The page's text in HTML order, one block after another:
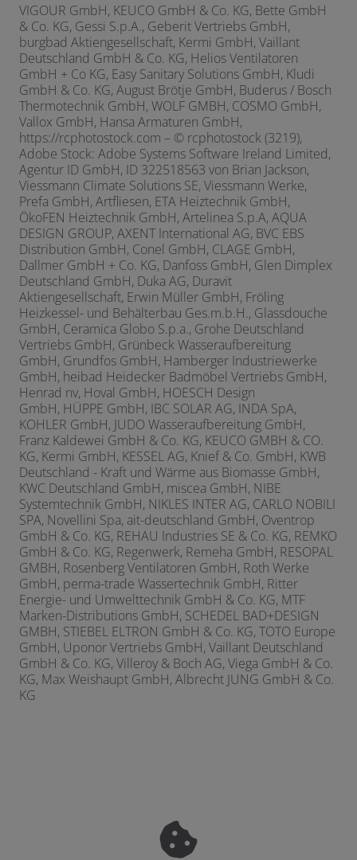
VIGOUR GmbH, KEUCO GmbH & Co. KG, Bette GmbH
& Co. KG, Gessi S.p.A., Geberit Vertriebs GmbH,
burgbad Aktiengesellschaft, Kermi GmbH, Vaillant
Deutschland GmbH & Co. KG, Helios Ventilatoren
GmbH + Co KG, Easy Sanitary Solutions GmbH, Kludi
GmbH & Co. KG, August Brötje GmbH, Buderus / Bosch
Thermotechnik GmbH, WOLF GMBH, COSMO GmbH,
Vallox GmbH, Hansa Armaturen GmbH,
https://rcphotostock.com – © rcphotostock (3219),
Adobe Stock: Adobe Systems Software Ireland Limited,
Agentur ID GmbH, ID 322518563 von Brian Jackson,
Viessmann Climate Solutions SE, Viessmann Werke,
Prefa GmbH, Artfliesen, ETA Heiztechnik GmbH,
ÖkoFEN Heiztechnik GmbH,Artelinea S.p.A,AQUA
DESIGN GROUP, AXENT International AG, BVC EBS
Distribution GmbH, Conel GmbH, CLAGE GmbH,
Dallmer GmbH + Co. KG, Danfoss GmbH, Glen Dimplex
Deutschland GmbH, Duka AG, Duravit
Aktiengesellschaft, Erwin Müller GmbH, Fröling
Heizkessel- und Behälterbau Ges.m.b.H., Glassdouche
GmbH, Ceramica Globo S.p.a., Grohe Deutschland
Vertriebs GmbH, Grünbeck Wasseraufbereitung
GmbH, Grundfos GmbH, Hamberger Industriewerke
GmbH, heibad Heidecker Badmöbel Vertriebs GmbH,
Henrad nv, Hoval GmbH, HOESCH Design
GmbH, HÜPPE GmbH, IBC SOLAR AG, INDA SpA,
KOHLER GmbH, JUDO Wasseraufbereitung GmbH,
Franz Kaldewei GmbH & Co. KG, KEUCO GMBH & CO.
KG, Kermi GmbH, KESSEL AG, Knief & Co. GmbH, KWB
Deutschland - Kraft und Wärme aus Biomasse GmbH,
KWC Deutschland GmbH, miscea GmbH, NIBE
Systemtechnik GmbH, NIKLES INTER AG, CARLO NOBILI
SPA, Novellini Spa, ait-deutschland GmbH, Oventrop
GmbH & Co. KG, REHAU Industries SE & Co. KG, REMKO
GmbH & Co. KG, Regenwerk, Remeha GmbH, RESOPAL
GMBH, Rosenberg Ventilatoren GmbH, Roth Werke
GmbH, perma-trade Wassertechnik GmbH, Ritter
Energie- und Umwelttechnik GmbH & Co. KG, MTF
Marken-Distributions GmbH, SCHEDEL BAD+DESIGN
GMBH, STIEBEL ELTRON GmbH & Co. KG, TOTO Europe
GmbH, Uponor Vertriebs GmbH, Vaillant Deutschland
GmbH & Co. KG, Villeroy & Boch AG, Viega GmbH & Co.
KG, Max Weishaupt GmbH,Albrecht JUNG GmbH & Co.
KG